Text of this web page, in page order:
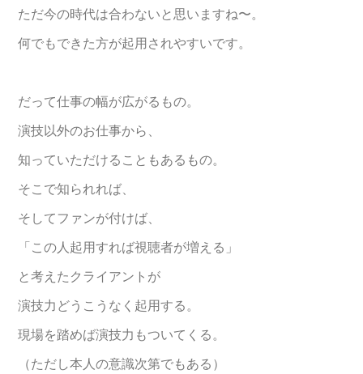
ただ今の時代は合わないと思いますね〜。
何でもできた方が起用されやすいです。
だって仕事の幅が広がるもの。
演技以外のお仕事から、
知っていただけることもあるもの。
そこで知られれば、
そしてファンが付けば、
「この人起用すれば視聴者が増える」
と考えたクライアントが
演技力どうこうなく起用する。
現場を踏めば演技力もついてくる。
（ただし本人の意識次第でもある）